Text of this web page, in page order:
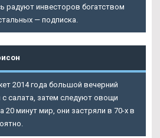
радуют инвесторов богатством
— подписка.
2014 года большой вечерний
с салата, затем следуют овощи
20 минут мир, они застряли в 70-х в